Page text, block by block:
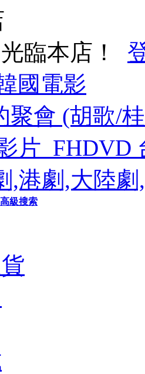
臨本店！
國電影
高級搜索